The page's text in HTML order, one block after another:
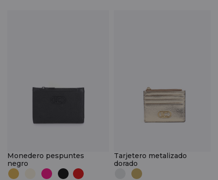
Monedero pespuntes
negro
Tarjetero metalizado
dorado